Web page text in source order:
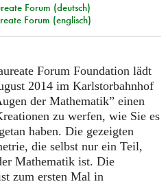
Forum (deutsch)
Forum (englisch)
Forum Foundation lädt
2014 im Karlstorbahnhof
der Mathematik” einen
zu werfen, wie Sie es
haben. Die gezeigten
die selbst nur ein Teil,
Mathematik ist. Die
zum ersten Mal in